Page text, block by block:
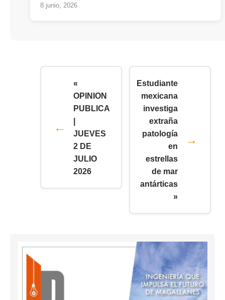
8 junio, 2026
«
OPINION
PUBLICA
JUEVES
2 DE
JULIO
2026
Estudiante
mexicana
investiga
extraña
patología
en
estrellas
de mar
antárticas
»